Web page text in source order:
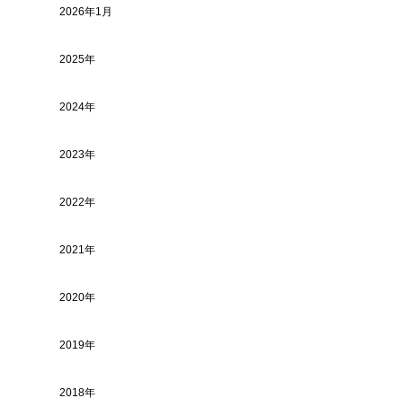
2026年1月
2025年
2024年
2023年
2022年
2021年
2020年
2019年
2018年